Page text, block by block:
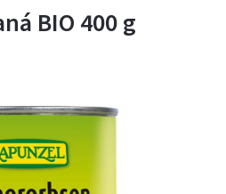
BIO 400 g